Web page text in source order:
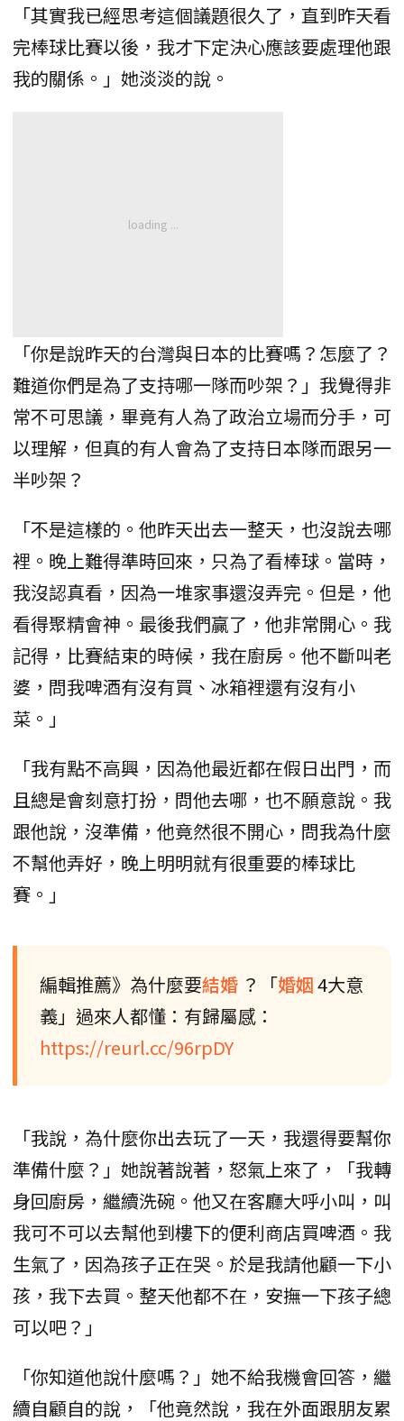
「其實我已經思考這個議題很久了，直到昨天看
完棒球比賽以後，我才下定決心應該要處理他跟
我的關係。」她淡淡的說。
「你是說昨天的台灣與日本的比賽嗎？怎麼了？
難道你們是為了支持哪一隊而吵架？」我覺得非
常不可思議，畢竟有人為了政治立場而分手，可
以理解，但真的有人會為了支持日本隊而跟另一
半吵架？
「不是這樣的。他昨天出去一整天，也沒說去哪
裡。晚上難得準時回來，只為了看棒球。當時，
我沒認真看，因為一堆家事還沒弄完。但是，他
看得聚精會神。最後我們贏了，他非常開心。我
記得，比賽結束的時候，我在廚房。他不斷叫老
婆，問我啤酒有沒有買、冰箱裡還有沒有小
菜。」
「我有點不高興，因為他最近都在假日出門，而
且總是會刻意打扮，問他去哪，也不願意說。我
跟他說，沒準備，他竟然很不開心，問我為什麼
不幫他弄好，晚上明明就有很重要的棒球比
賽。」
編輯推薦》為什麼要結婚 ？「婚姻4大意
義」過來人都懂：有歸屬感：
https://reurl.cc/96rpDY
「我說，為什麼你出去玩了一天，我還得要幫你
準備什麼？」她說著說著，怒氣上來了，「我轉
身回廚房，繼續洗碗。他又在客廳大呼小叫，叫
我可不可以去幫他到樓下的便利商店買啤酒。我
生氣了，因為孩子正在哭。於是我請他顧一下小
孩，我下去買。整天他都不在，安撫一下孩子總
可以吧？」
「你知道他說什麼嗎？」她不給我機會回答，繼
續自顧自的說，「他竟然說，我在外面跟朋友累